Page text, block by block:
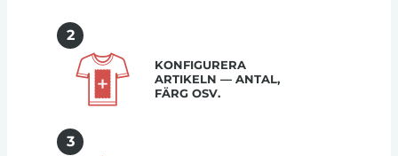
2
KONFIGURERA
ARTIKELN — ANTAL,
FÄRG OSV.
3